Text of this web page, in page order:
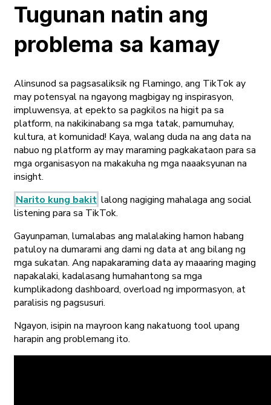
Tugunan natin ang
problema sa kamay
Alinsunod sa pagsasaliksik ng Flamingo, ang TikTok ay
may potensyal na ngayong magbigay ng inspirasyon,
impluwensya, at epekto sa pagkilos na higit pa sa
platform, na nakikinabang sa mga tatak, pamumuhay,
kultura, at komunidad! Kaya, walang duda na ang data na
nabuo ng platform ay may maraming pagkakataon para sa
mga organisasyon na makakuha ng mga naaaksyunan na
insight.
Narito kung bakit lalong nagiging mahalaga ang social
listening para sa TikTok.
Gayunpaman, lumalabas ang malalaking hamon habang
patuloy na dumarami ang dami ng data at ang bilang ng
mga sukatan. Ang napakaraming data ay maaaring maging
napakalaki, kadalasang humahantong sa mga
kumplikadong dashboard, overload ng impormasyon, at
paralisis ng pagsusuri.
Ngayon, isipin na mayroon kang nakatuong tool upang
harapin ang problemang ito.